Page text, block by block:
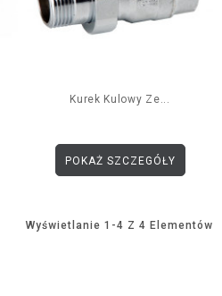
Kurek Kulowy Ze...
POKAŻ SZCZEGÓŁY
Wyświetlanie 1-4 Z 4 Elementów